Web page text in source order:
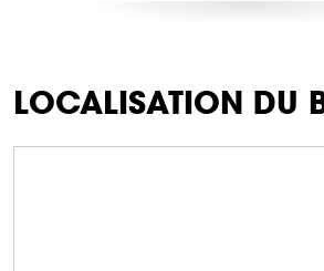
LOCALISATION DU